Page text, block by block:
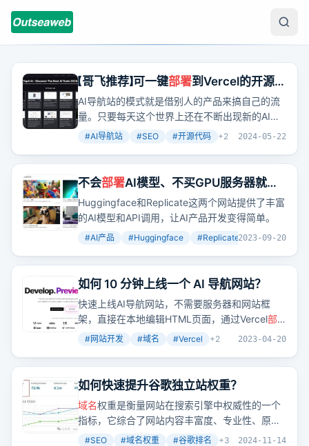
【哥飞推荐】可一键部署到Vercel的开源AI
导航网站
AI导航站的模式就是借别人的产品来搞自己的流
量。只要每天这个世界上还在不断出现新的AI产
品，那么AI导航站就还有机会。
#AI导航站 #SEO #开源代码 +2 2024-05-22
不会部署AI模型、不买GPU服务器就不
能做AI产品了吗？哥飞告诉你，能！
Huggingface和Replicate这两个网站提供了丰富
的AI模型和API调用，让AI产品开发变得简单。
#AI产品 #Huggingface #Replicate +3
2023-09-20
如何 10 分钟上线一个 AI 导航网站？
快速上线AI导航网站，不需要服务器和网站框
架，直接在本地编辑HTML页面，通过Vercel部
署，实现自动更新。
#网站开发 #域名 #Vercel +2 2023-04-20
如何快速提升谷歌独立站权重？
域名权重是衡量网站在搜索引擎中权威性的一个
指标，它综合了网站内容丰富度、专业性、原创
度以及获得的反向链接数量和相关性等多个SEO
#SEO #域名权重 #谷歌排名 +3 2024-11-14